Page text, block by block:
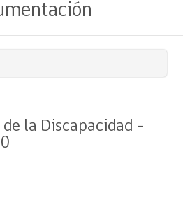
la Discapacidad –